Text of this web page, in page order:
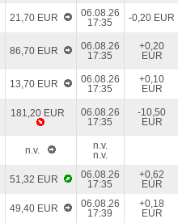
21,70 EUR
06.08.26
17:35
-0,20 EUR
86,70 EUR
06.08.26
17:35
+0,20
EUR
13,70 EUR
06.08.26
17:35
+0,10
EUR
181,20 EUR
06.08.26
17:35
-10,50
EUR
n.v.
n.v.
n.v.
51,32 EUR
06.08.26
17:35
+0,62
EUR
49,40 EUR
06.08.26
17:39
+0,18
EUR